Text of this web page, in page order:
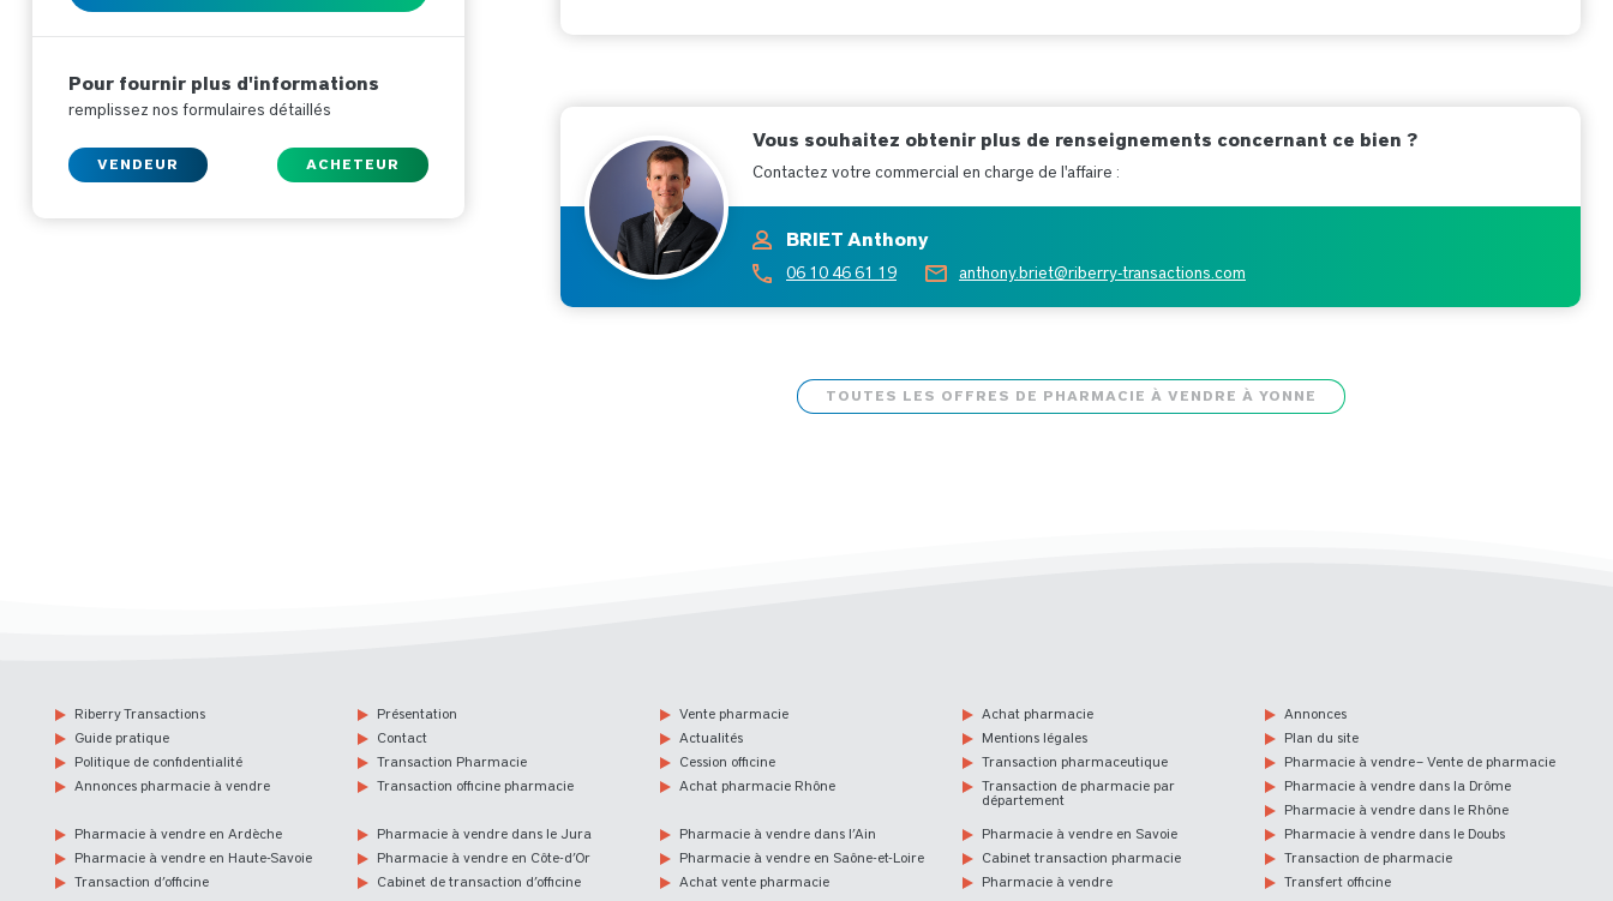
Pour fournir plus d'informations
remplissez nos formulaires détaillés
VENDEUR ACHETEUR
Vous souhaitez obtenir plus de renseignements concernant ce bien ?
Contactez votre commercial en charge de l'affaire :
BRIET Anthony
06 10 46 61 19 anthony.briet@riberry-transactions.com
TOUTES LES OFFRES DE PHARMACIE À VENDRE À YONNE
Riberry Transactions Présentation Vente pharmacie Achat pharmacie
Annonces
Guide pratique
Contact Actualités Mentions légales
Plan du site
Politique de confidentialité
Transaction Pharmacie Cession officine Transaction pharmaceutique
Pharmacie à vendre – Vente de pharmacie
Annonces pharmacie à vendre
Transaction officine pharmacie Achat pharmacie Rhône
Transaction de pharmacie par
département
Pharmacie à vendre dans la Drôme
Pharmacie à vendre dans le Rhône
Pharmacie à vendre en Ardèche
Pharmacie à vendre dans le Jura Pharmacie à vendre dans l’Ain Pharmacie à vendre en Savoie
Pharmacie à vendre dans le Doubs
Pharmacie à vendre en Haute-Savoie
Pharmacie à vendre en Côte-d’Or Pharmacie à vendre en Saône-et-Loire Cabinet transaction pharmacie
Transaction de pharmacie
Transaction d’officine
Cabinet de transaction d’officine Achat vente pharmacie Pharmacie à vendre
Transfert officine